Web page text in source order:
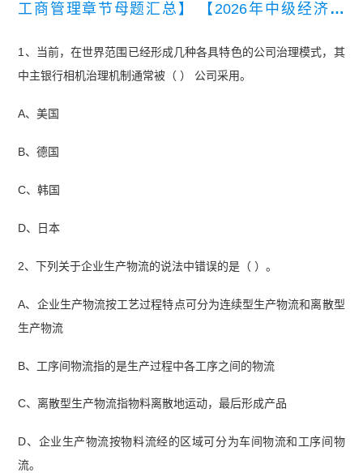
工商管理章节母题汇总】
【2026年中级经济师
级经济师工商管理真题及答案（11月2日下午）】
1、当前，在世界范围已经形成几种各具特色的公司治理模式，其
中主银行相机治理机制通常被（ ） 公司采用。
A、美国
B、德国
C、韩国
D、日本
2、下列关于企业生产物流的说法中错误的是（ ）。
A、企业生产物流按工艺过程特点可分为连续型生产物流和离散型
生产物流
B、工序间物流指的是生产过程中各工序之间的物流
C、离散型生产物流指物料离散地运动，最后形成产品
D、企业生产物流按物料流经的区域可分为车间物流和工序间物
流。